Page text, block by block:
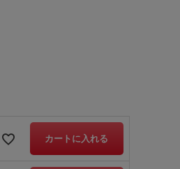
カートに入れる